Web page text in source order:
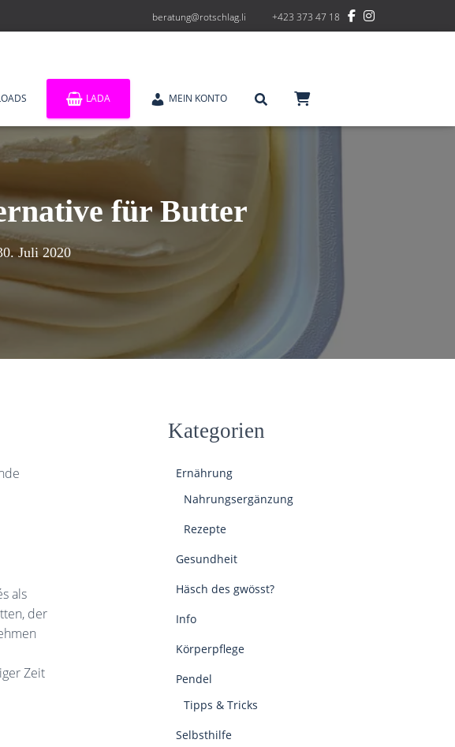
beratung@rotschlag.li +423 373 47 18
LADA MEIN KONTO
für Butter
Juli 2020
als
der
Zeit
Kategorien
Ernährung
Nahrungsergänzung
Rezepte
Gesundheit
Häsch des gwösst?
Info
Körperpflege
Pendel
Tipps & Tricks
Selbsthilfe